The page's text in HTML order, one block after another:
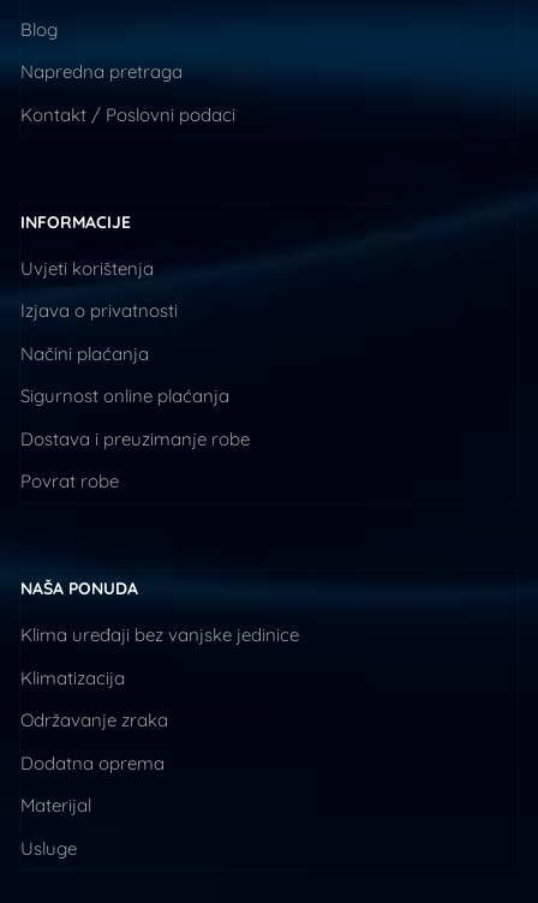
Blog
Napredna pretraga
Kontakt / Poslovni podaci
INFORMACIJE
Uvjeti korištenja
Izjava o privatnosti
Načini plaćanja
Sigurnost online plaćanja
Dostava i preuzimanje robe
Povrat robe
NAŠA PONUDA
Klima uređaji bez vanjske jedinice
Klimatizacija
Održavanje zraka
Dodatna oprema
Materijal
Usluge